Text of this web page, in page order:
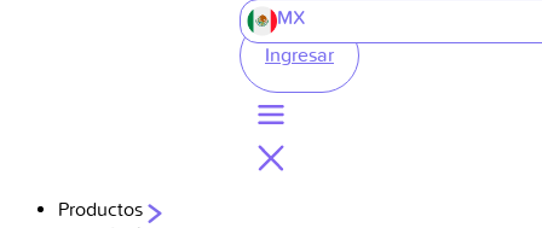
MX
Ingresar
Productos